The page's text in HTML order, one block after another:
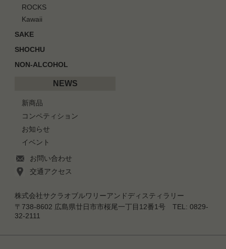
ROCKS
Kawaii
SAKE
SHOCHU
NON-ALCOHOL
NEWS
新商品
コンペティション
お知らせ
イベント
お問い合わせ
交通アクセス
株式会社サクラオブルワリーアンドディスティラリー
〒738-8602 広島県廿日市市桜尾一丁目12番1号 TEL: 0829-
32-2111